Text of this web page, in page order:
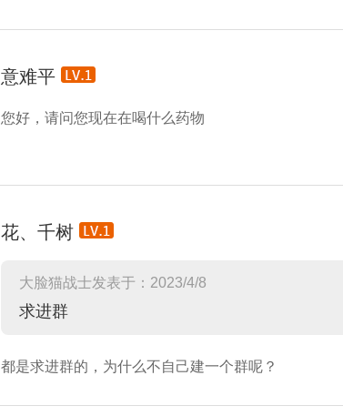
意难平
您好，请问您现在在喝什么药物
花、千树
大脸猫战士发表于：2023/4/8
求进群
都是求进群的，为什么不自己建一个群呢？